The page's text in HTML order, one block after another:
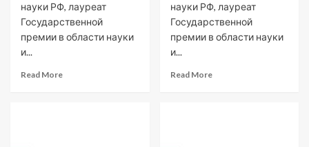
науки РФ, лауреат
Государственной
премии в области науки
и...
Read More
науки РФ, лауреат
Государственной
премии в области науки
и...
Read More